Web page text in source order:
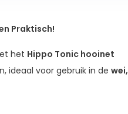
Praktisch!
het Hippo Tonic hooinet
ideaal voor gebruik in de wei,